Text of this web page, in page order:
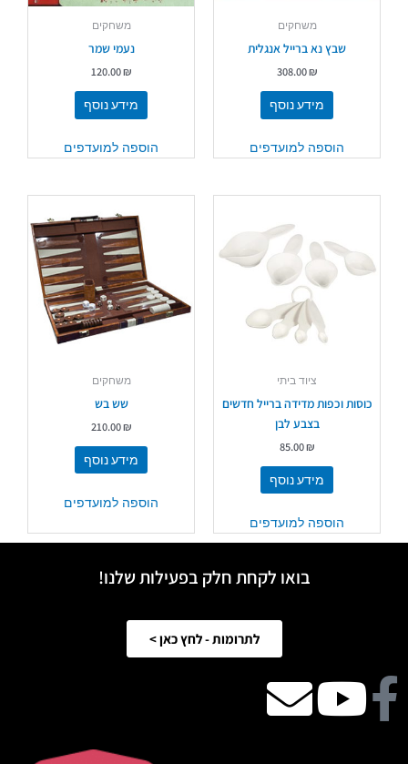
משחקים
שבץ נא ברייל אנגלית
308.00₪
מידע נוסף
הוספה למועדפים
משחקים
נעמי שמר
120.00₪
מידע נוסף
הוספה למועדפים
ציוד ביתי
כוסות וכפות מדידה ברייל חדשים
בצבע לבן
85.00₪
מידע נוסף
הוספה למועדפים
משחקים
שש בש
210.00₪
מידע נוסף
הוספה למועדפים
בואו לקחת חלק בפעילות שלנו!
לתרומות - לחץ כאן >
Facebook
Youtube
email